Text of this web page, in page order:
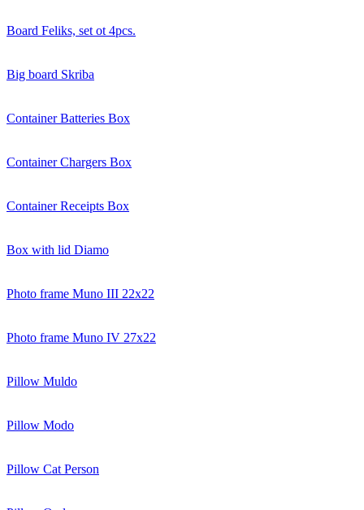
Board Feliks, set ot 4pcs.
Big board Skriba
Container Batteries Box
Container Chargers Box
Container Receipts Box
Box with lid Diamo
Photo frame Muno III 22x22
Photo frame Muno IV 27x22
Pillow Muldo
Pillow Modo
Pillow Cat Person